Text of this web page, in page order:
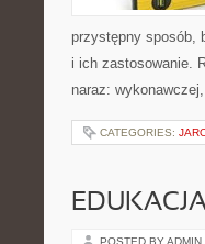
przystępny sposób,
i ich zastosowanie.
naraz:
CATEGORIES:
POSTED BY ADMIN